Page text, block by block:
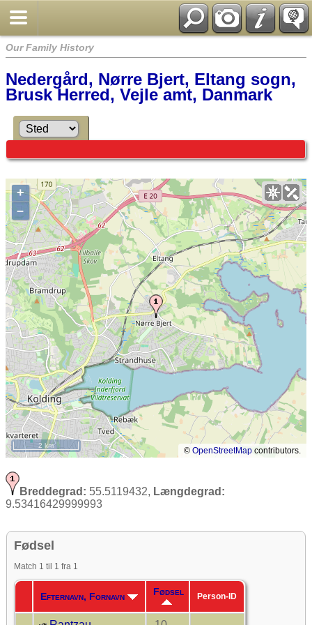
Our Family History
Nedergård, Nørre Bjert, Eltang sogn,
Brusk Herred, Vejle amt, Danmark
+
–
© OpenStreetMap contributors.
2 km
Breddegrad: 55.5119432, Længdegrad:
9.53416429999993
Fødsel
Match 1 til 1 fra 1
Efternavn, Fornavn Fødsel Person-ID